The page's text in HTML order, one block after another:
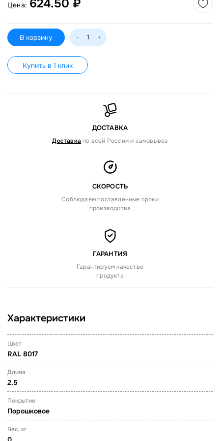
Цена: 624.50 ₽
В корзину - +
Купить в 1 клик
ДОСТАВКА
Доставка по всей России и самовывоз
СКОРОСТЬ
Соблюдаем поставленные сроки
производства
ГАРАНТИЯ
Гарантируем качество
продукта
Характеристики
Цвет
RAL 8017
Длина
2.5
Покрытие
Порошковое
Вес, кг